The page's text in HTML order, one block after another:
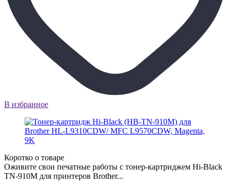
В избранное
Коротко о товаре
Оживите свои печатные работы с тонер-картриджем Hi-Black
TN-910M для принтеров Brother...